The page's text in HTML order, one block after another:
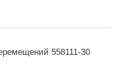
558111-30